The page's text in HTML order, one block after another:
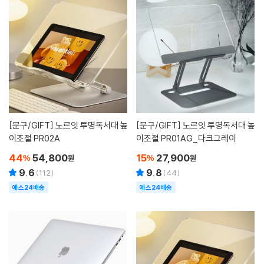
[문구/GIFT]
이조절 PR02A
44% 54,800원
9.6 (112)
예스24배송
[문구/GIFT]
이조절 PR01AG_다크그레이
15% 27,900원
9.8 (44)
예스24배송